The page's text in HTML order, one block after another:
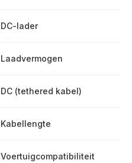
DC-lader
Laadvermogen
DC (tethered kabel)
Kabellengte
Voertuigcompatibiliteit